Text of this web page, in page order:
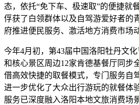
态，依托“免下车、极速取”的便捷就
俘获了白领群体以及自驾游爱好者的
府推进便民服务、激活地方消费市场
今年4月初，第43届中国洛阳牡丹文
和核心景区周边12家肯德基餐厅同步
借高效快捷的取餐模式，专门服务自
进一步优化了大众出行游玩的就餐体
服务已深度融入洛阳本地文旅消费场